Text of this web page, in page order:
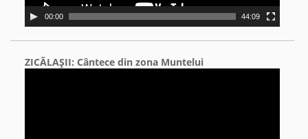
00:00 44:09
ZICĂLAŞII: Cântece din zona Muntelui